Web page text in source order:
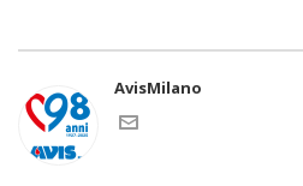
AvisMilano